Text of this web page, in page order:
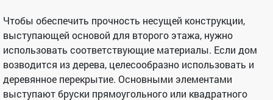
Чтобы обеспечить прочность несущей конструкции,
выступающей основой для второго этажа, нужно
использовать соответствующие материалы. Если дом
возводится из дерева, целесообразно использовать и
деревянное перекрытие. Основными элементами
выступают бруски прямоугольного или квадратного